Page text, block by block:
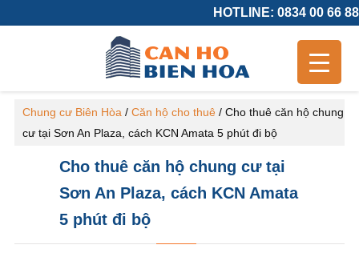
HOTLINE: 0834 00 66 88
Chung cư Biên Hòa / Căn hộ cho thuê/ Cho thuê căn hộ chung
cư tại Sơn An Plaza, cách KCN Amata 5 phút đi bộ
Cho thuê căn hộ chung cư tại
Sơn An Plaza, cách KCN Amata
5 phút đi bộ